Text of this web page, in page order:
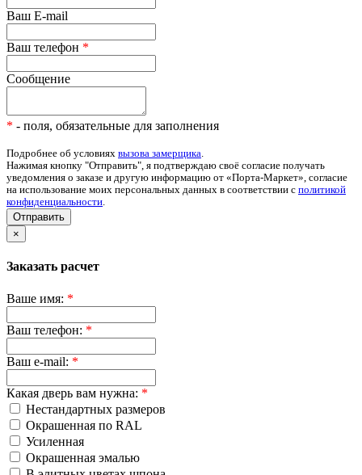
Ваш E-mail
Ваш телефон *
Сообщение
* - поля, обязательные для заполнения
Подробнее об условиях вызова замерщика.
Нажимая кнопку "Отправить", я подтверждаю своё согласие получать
уведомления о заказе и другую информацию от «Порта-Маркет», согласие
на использование моих персональных данных в соответствии с политикой
конфиденциальности.
Отправить
×
Заказать расчет
Ваше имя: *
Ваш телефон: *
Ваш e-mail: *
Какая дверь вам нужна: *
Нестандартных размеров
Окрашенная по RAL
Усиленная
Окрашенная эмалью